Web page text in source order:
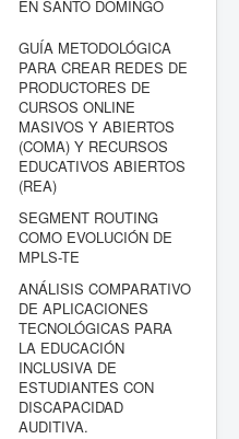
EN SANTO DOMINGO
GUÍA METODOLÓGICA
PARA CREAR REDES DE
PRODUCTORES DE
CURSOS ONLINE
MASIVOS Y ABIERTOS
(COMA) Y RECURSOS
EDUCATIVOS ABIERTOS
(REA)
SEGMENT ROUTING
COMO EVOLUCIÓN DE
MPLS-TE
ANÁLISIS COMPARATIVO
DE APLICACIONES
TECNOLÓGICAS PARA
LA EDUCACIÓN
INCLUSIVA DE
ESTUDIANTES CON
DISCAPACIDAD
AUDITIVA.